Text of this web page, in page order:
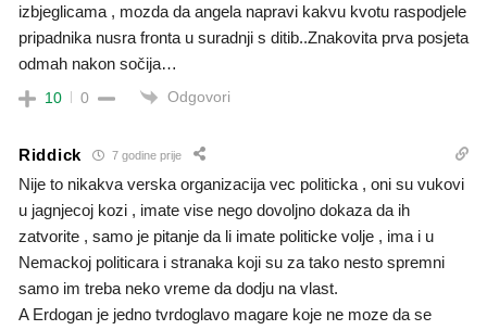
izbjeglicama , mozda da angela napravi kakvu kvotu raspodjele
pripadnika nusra fronta u suradnji s ditib..Znakovita prva posjeta
odmah nakon sočija…
10 0 Odgovori
Riddick 7 godine prije
Nije to nikakva verska organizacija vec politicka , oni su vukovi
u jagnjecoj kozi , imate vise nego dovoljno dokaza da ih
zatvorite , samo je pitanje da li imate politicke volje , ima i u
Nemackoj politicara i stranaka koji su za tako nesto spremni
samo im treba neko vreme da dodju na vlast.
A Erdogan je jedno tvrdoglavo magare koje ne moze da se